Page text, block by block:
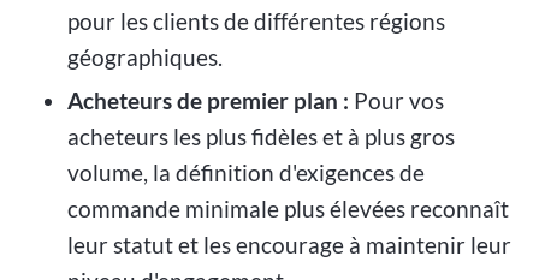
pour les clients de différentes régions
géographiques.
Acheteurs de premier plan : Pour vos
acheteurs les plus fidèles et à plus gros
volume, la définition d'exigences de
commande minimale plus élevées reconnaît
leur statut et les encourage à maintenir leur